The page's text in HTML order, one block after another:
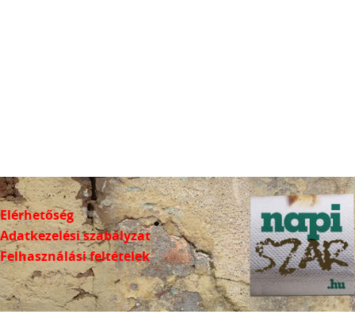
Elérhetőség
Adatkezelési szabályzat
Felhasználási feltételek